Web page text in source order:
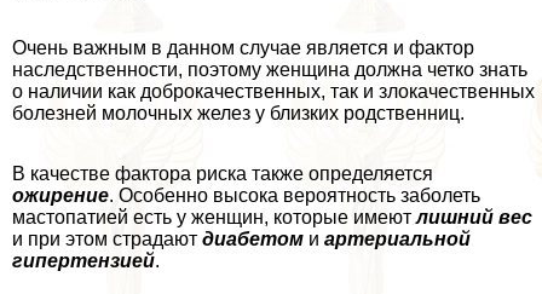
Очень важным в данном случае является и фактор
наследственности, поэтому женщина должна четко знать
о наличии как доброкачественных, так и злокачественных
болезней молочных желез у близких родственниц.
В качестве фактора риска также определяется
ожирение. Особенно высока вероятность заболеть
мастопатией есть у женщин, которые имеютлишний вес
и при этом страдают диабетом и артериальной
гипертензией.